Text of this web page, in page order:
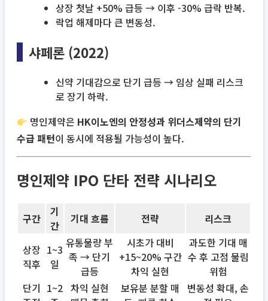
상장 첫날 +50% 급등 → 이후 -30% 급락 반복.
락업 해제마다 큰 변동성.
샤페론 (2022)
신약 기대감으로 단기 급등 → 임상 실패 리스크
로 장기 하락.
명인제약은 HK이노엔의 안정성과 위더스제약의 단기
수급 패턴이 동시에 적용될 가능성이 높다.
명인제약 IPO 단타 전략 시나리오
구간
기
간
기대 흐름 전략 리스크
상장
직후
1~3
일
유통물량 부
족 → 단기
급등
시초가 대비
+15~20% 구간
차익 실현
과도한 기대 매
수 후 고점 물림
위험
단기 1~2 차익 실현
보유분 분할 매
변동성 확대, 손